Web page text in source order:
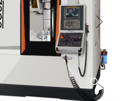
🔍
Próximo